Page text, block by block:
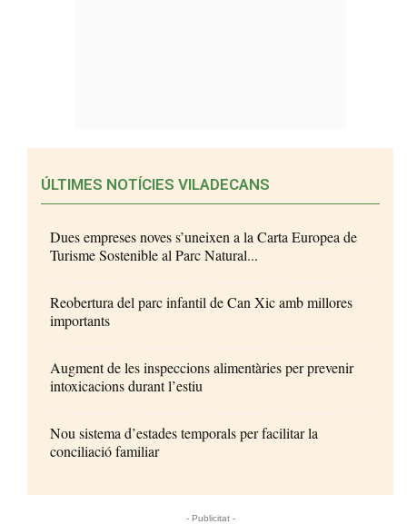
ÚLTIMES NOTÍCIES VILADECANS
Dues empreses noves s’uneixen a la Carta Europea de
Turisme Sostenible al Parc Natural...
Reobertura del parc infantil de Can Xic amb millores
importants
Augment de les inspeccions alimentàries per prevenir
intoxicacions durant l’estiu
Nou sistema d’estades temporals per facilitar la
conciliació familiar
- Publicitat -